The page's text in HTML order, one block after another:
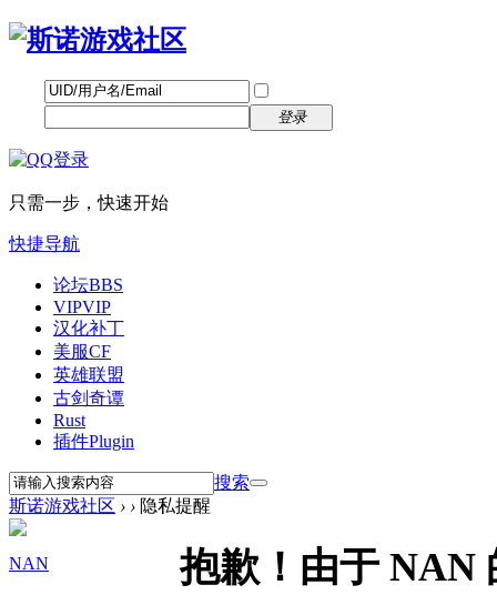
登录
只需一步，快速开始
快捷导航
论坛BBS
VIPVIP
汉化补丁
美服CF
英雄联盟
古剑奇谭
Rust
插件Plugin
搜索
斯诺游戏社区 › › 隐私提醒
NAN
抱歉！由于 NAN